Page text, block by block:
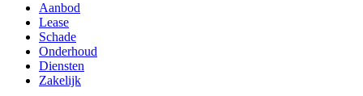
Aanbod
Lease
Schade
Onderhoud
Diensten
Zakelijk